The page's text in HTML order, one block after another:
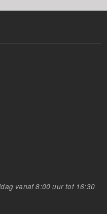
vanaf 8:00 uur tot 16:30